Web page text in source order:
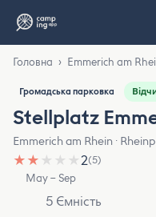
Головна › Emmerich am
Громадська парковка
Stellplatz
Emmerich am Rhein ·
★ ★ ★ ★ ★2(5)
May – Sep
5 Ємність